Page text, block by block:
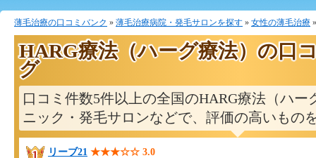
薄毛治療の口コミバンク » 薄毛治療病院・発毛サロンを探す » 女性の薄毛治療
HARG療法（ハーグ療法）の口
グ
口コミ件数5件以上の全国のHARG療法（ハー
ニック・発毛サロンなどで、評価の高いもの
リーブ21 ★★★☆☆ 3.0